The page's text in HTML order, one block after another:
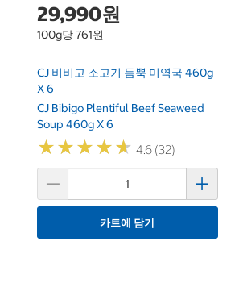
29,990원
100g당 761원
CJ 비비고 소고기 듬뿍 미역국 460g
X 6
CJ Bibigo Plentiful Beef Seaweed
Soup 460g X 6
★★★★★
★★★★★ 4.6 (32)
카트에 담기